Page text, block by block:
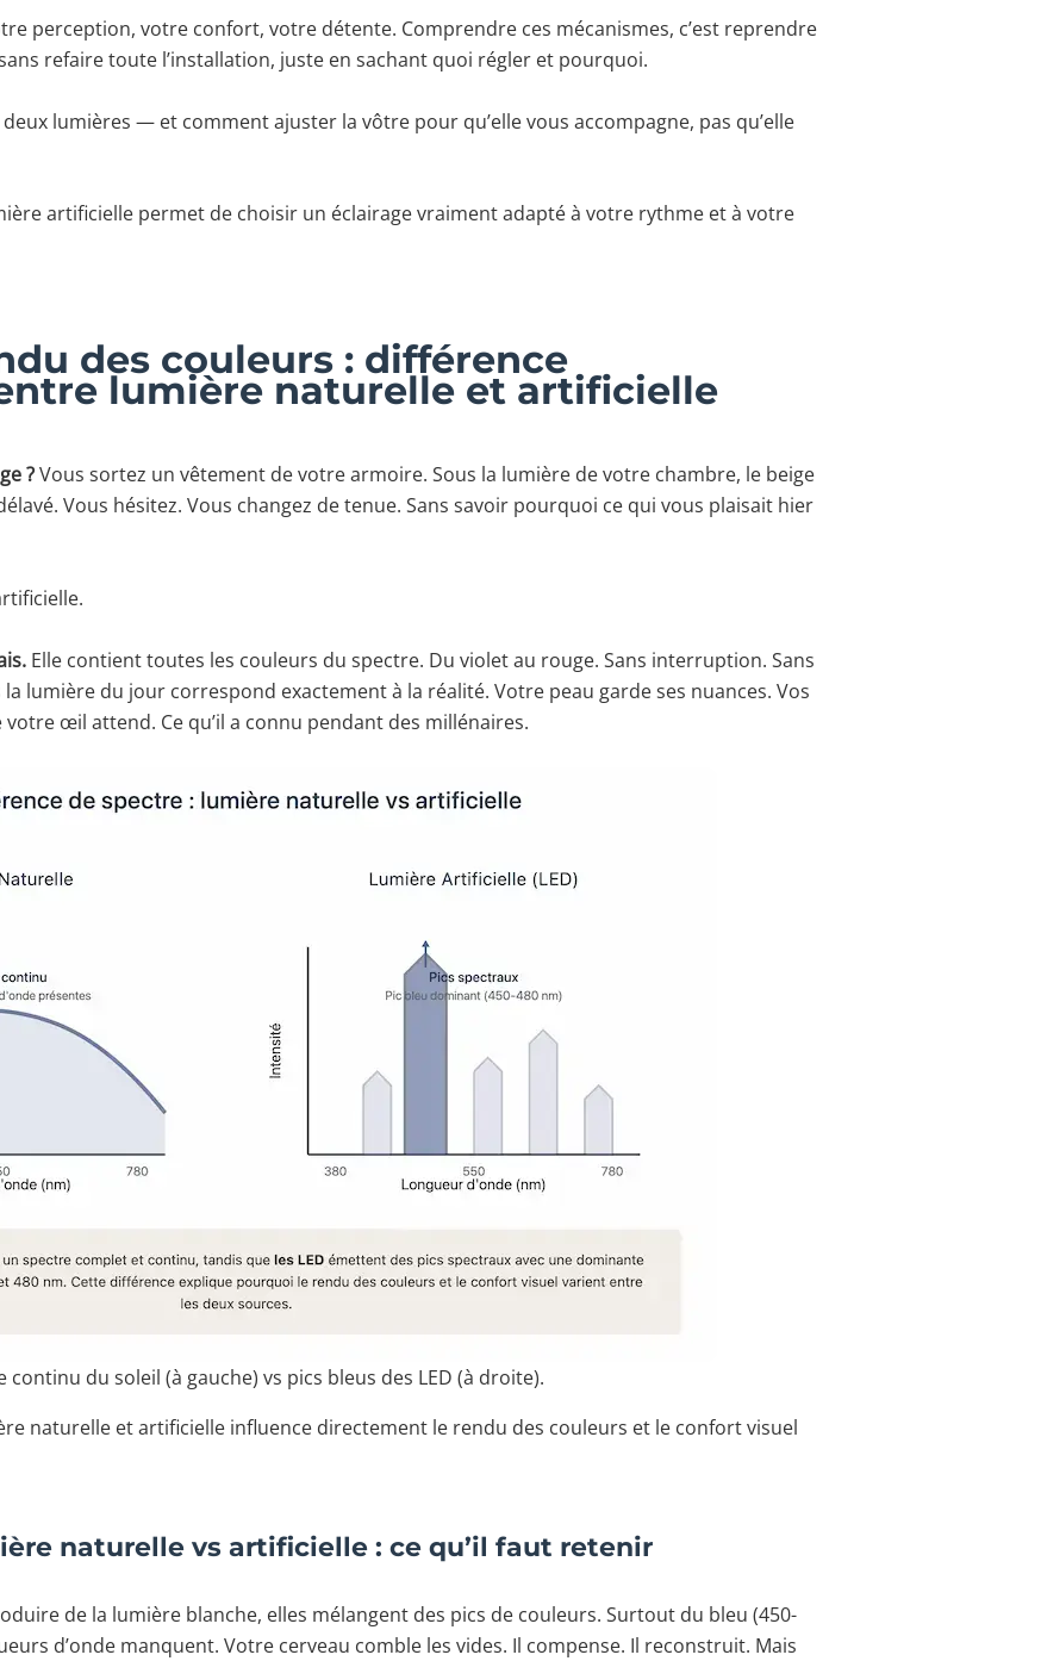
perception, votre confort, votre détente. Comprendre ces mécanismes, c’est reprendre
refaire toute l’installation, juste en sachant quoi régler et pourquoi.
lumières — et comment ajuster la vôtre pour qu’elle vous accompagne, pas qu’elle
artificielle permet de choisir un éclairage vraiment adapté à votre rythme et à votre
des couleurs : différence
lumière naturelle et artificielle
?Vous sortez un vêtement de votre armoire. Sous la lumière de votre chambre, le beige
Vous hésitez. Vous changez de tenue. Sans savoir pourquoi ce qui vous plaisait hier
Elle contient toutes les couleurs du spectre. Du violet au rouge. Sans interruption. Sans
lumière du jour correspond exactement à la réalité. Votre peau garde ses nuances. Vos
votre œil attend. Ce qu’il a connu pendant des millénaires.
continu du soleil (à gauche) vs pics bleus des LED (à droite).
naturelle et artificielle influence directement le rendu des couleurs et le confort visuel
naturelle vs artificielle : ce qu’il faut retenir
de la lumière blanche, elles mélangent des pics de couleurs. Surtout du bleu (450-
d’onde manquent. Votre cerveau comble les vides. Il compense. Il reconstruit. Mais